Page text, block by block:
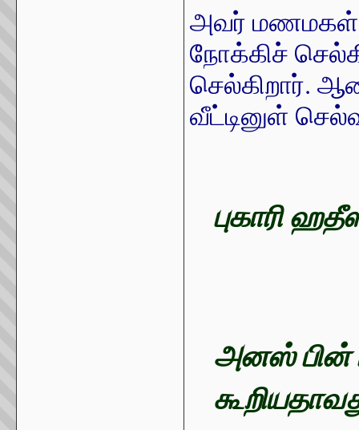
அவர் மணமகள்
நோக்கிச்
செல்கிறார்.
வீட்டினுள்
புகாரி
அனஸ் பின்